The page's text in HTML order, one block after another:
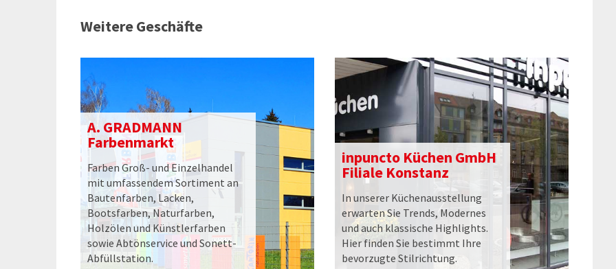
Weitere Geschäfte
A. GRADMANN
Farbenmarkt
Farben Groß- und Einzelhandel
mit umfassendem Sortiment an
Bautenfarben, Lacken,
Bootsfarben, Naturfarben,
Holzölen und Künstlerfarben
sowie Abtönservice und Sonett-
Abfüllstation.
inpuncto Küchen GmbH
Filiale Konstanz
In unserer Küchenausstellung
erwarten Sie Trends, Modernes
und auch klassische Highlights.
Hier finden Sie bestimmt Ihre
bevorzugte Stilrichtung.